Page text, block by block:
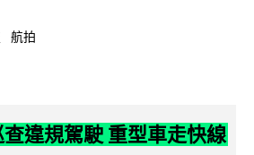
航拍
違規駕駛 重型車走快線